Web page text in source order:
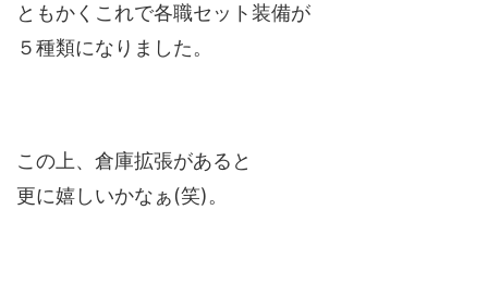
ともかくこれで各職セット装備が
５種類になりました。
この上、倉庫拡張があると
更に嬉しいかなぁ(笑)。